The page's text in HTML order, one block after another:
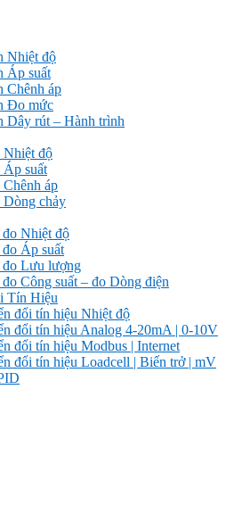
Nhiệt độ
Áp suất
Chênh áp
Đo mức
Dây rút – Hành trình
Nhiệt độ
Áp suất
áp
Dòng chảy
Nhiệt độ
Áp suất
Lưu lượng
Công suất – đo Dòng điện
Tín Hiệu
đổi tín hiệu Nhiệt độ
đổi tín hiệu Analog 4-20mA | 0-10V
đổi tín hiệu Modbus | Internet
đổi tín hiệu Loadcell | Biến trở | mV